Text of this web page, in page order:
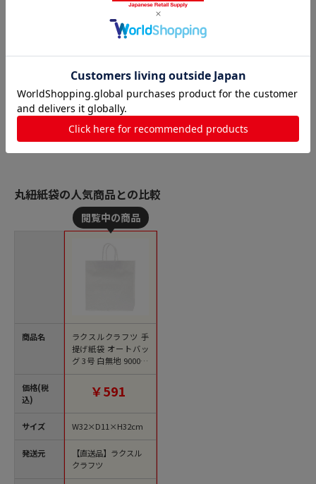
丸紐紙袋の人気商品との比較
商品名
価格(税
込)
サイズ
発送元
ラクスルクラフツ 手
提げ紙袋 オートバッ
グ 3号 白無地 900052
00 10枚/袋（ご注文単
￥591
W32×D11×H32cm
【直送品】ラクスル
クラフツ